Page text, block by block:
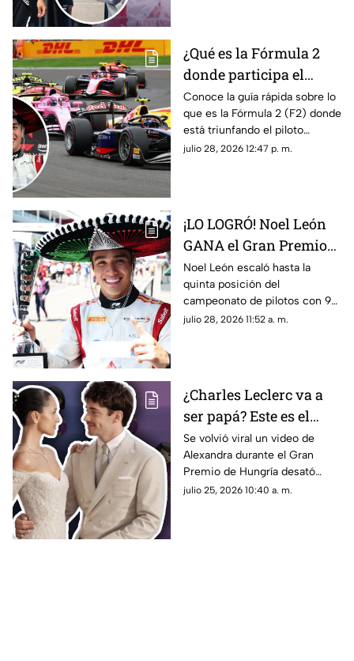
¿Qué es la Fórmula 2
donde participa el
mexicano Noel León?
Lo que debes saber
Conoce la guía rápida sobre lo
que es la Fórmula 2 (F2) donde
está triunfando el piloto
mexicano de 21 años, Noel
julio 28, 2026 12:47 p. m.
¡LO LOGRÓ! Noel León
GANA el Gran Premio
de Hungría en la F2
Noel León escaló hasta la
quinta posición del
campeonato de pilotos con 94
unidades, impulsando también
julio 28, 2026 11:52 a. m.
¿Charles Leclerc va a
ser papá? Este es el
VIDEO que desató
rumores sobre el
embarazo de
Alexandra; así fue
Se volvió viral un video de
Alexandra durante el Gran
Premio de Hungría desató
rumores sobre un embarazo.
julio 25, 2026 10:40 a. m.